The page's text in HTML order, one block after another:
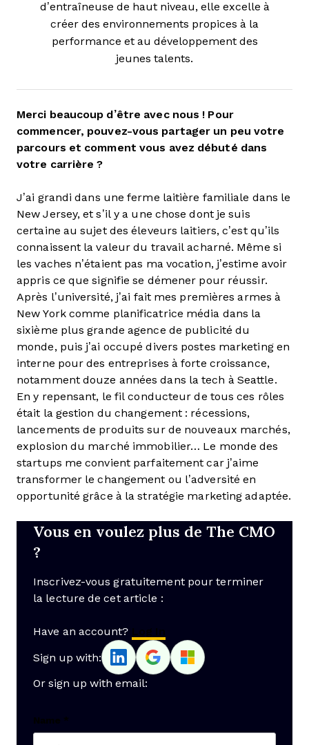
d’entraîneuse de haut niveau, elle excelle à
créer des environnements propices à la
performance et au développement des
jeunes talents.
Merci beaucoup d’être avec nous ! Pour
commencer, pouvez-vous partager un peu votre
parcours et comment vous avez débuté dans
votre carrière ?
J’ai grandi dans une ferme laitière familiale dans le
New Jersey, et s’il y a une chose dont je suis
certaine au sujet des éleveurs laitiers, c’est qu’ils
connaissent la valeur du travail acharné. Même si
les vaches n’étaient pas ma vocation, j’estime avoir
appris ce que signifie se démener pour réussir.
Après l’université, j’ai fait mes premières armes à
New York comme planificatrice média dans la
sixième plus grande agence de publicité du
monde, puis j’ai occupé divers postes marketing en
interne pour des entreprises à forte croissance,
notamment douze années dans la tech à Seattle.
En y repensant, le fil conducteur de tous ces rôles
était la gestion du changement : récessions,
lancements de produits sur de nouveaux marchés,
explosion du marché immobilier… Le monde des
startups me convient parfaitement car j’aime
transformer le changement ou l’adversité en
opportunité grâce à la stratégie marketing adaptée.
Vous en voulez plus de The CMO
?
Inscrivez-vous gratuitement pour terminer
la lecture de cet article :
Have an account? Log In
Sign up with:
Or sign up with email:
Name *